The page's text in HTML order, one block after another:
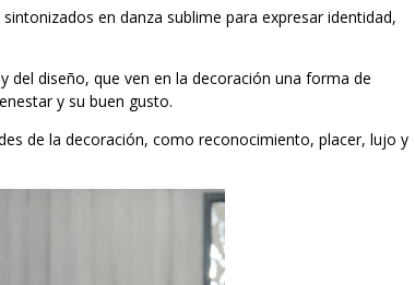
en danza sublime para expresar identidad,
del diseño, que ven en la decoración una forma de
y su buen gusto.
de la decoración, como reconocimiento, placer, lujo y